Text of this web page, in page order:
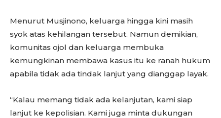
Menurut Musjinono, keluarga hingga kini masih
syok atas kehilangan tersebut. Namun demikian,
komunitas ojol dan keluarga membuka
kemungkinan membawa kasus itu ke ranah hukum
apabila tidak ada tindak lanjut yang dianggap layak.
“Kalau memang tidak ada kelanjutan, kami siap
lanjut ke kepolisian. Kami juga minta dukungan